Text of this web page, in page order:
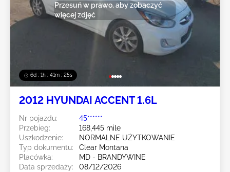
6d : 1h : 41m : 23s
Przesuń w prawo, aby zobaczyć
więcej zdjęć
2012 HYUNDAI ACCENT 1.6L
Nr pojazdu:
45******
Przebieg:
168,445 mile
Uszkodzenie:
NORMALNE UŻYTKOWANIE
Typ dokumentu:
Clear Montana
Placówka:
MD - BRANDYWINE
Data sprzedaży:
08/12/2026